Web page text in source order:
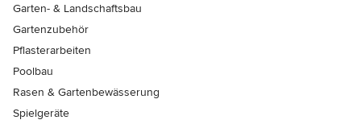
Garten- & Landschaftsbau
Gartenzubehör
Pflasterarbeiten
Poolbau
Rasen & Gartenbewässerung
Spielgeräte